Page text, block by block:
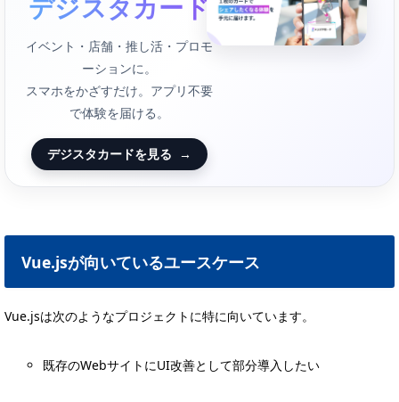
デジスタカード
イベント・店舗・推し活・プロモ
ーションに。
スマホをかざすだけ。アプリ不要
で体験を届ける。
デジスタカードを見る →
Vue.jsが向いているユースケース
Vue.jsは次のようなプロジェクトに特に向いています。
既存のWebサイトにUI改善として部分導入したい